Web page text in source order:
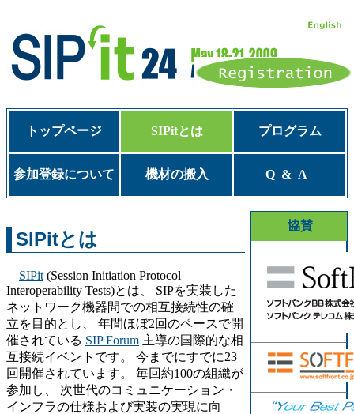
トップページ SIPitとは プログラム
参加登録について 機材の搬入 Q&A
SIPitとは
SIPit (Session Initiation Protocol
Interoperability Tests)とは、 SIPを実装した
ネットワーク機器間での相互接続性の確
立を目的とし、 年間ほぼ2回のペースで開
催されている SIP Forum 主導の国際的な相
互接続イベントです。 今までにすでに23
回開催されています。 毎回約100の組織が
参加し、 次世代のコミュニケーション・
インフラの仕様および実装の実現に向
協賛